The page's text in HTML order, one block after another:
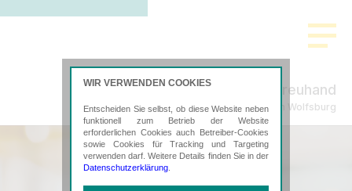
Aller Treuhand
Steuerberatung in Wolfsburg
WIR VERWENDEN COOKIES
Entscheiden Sie selbst, ob diese Website neben
funktionell zum Betrieb der Website
erforderlichen Cookies auch Betreiber-Cookies
sowie Cookies für Tracking und Targeting
verwenden darf. Weitere Details finden Sie in der
Datenschutzerklärung